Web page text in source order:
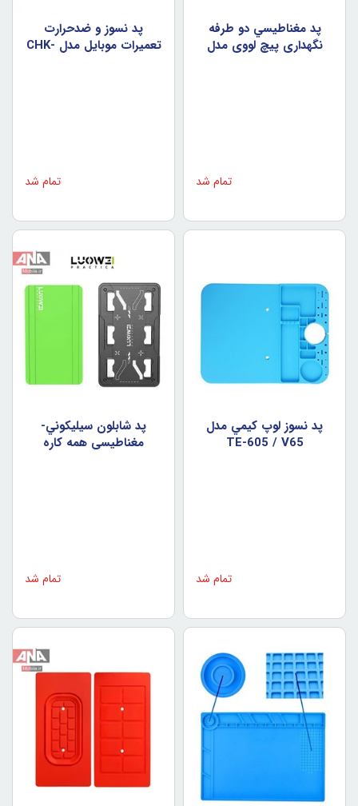
پد مغناطيسي دو طرفه
نگهداري پيچ لووي مدل
تمام شد
پد نسوز و ضدحرارت
تعميرات موبايل مدل CHK-
تمام شد
پد نسوز لوپ کيمي مدل
TE-605 / V65
تمام شد
پد شابلون سيليکوني-
مغناطيسي همه کاره
تمام شد